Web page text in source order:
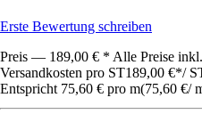
Erste Bewertung schreiben
Preis — 189,00 € * Alle Preise
Versandkosten pro ST189,00 €*/
Entspricht 75,60 € pro m(75,60 €/